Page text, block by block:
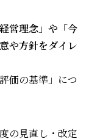
営理念」や「今
や方針をダイレ
価の基準」につ
の見直し・改定